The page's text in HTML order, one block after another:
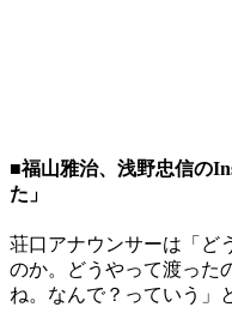
■福山雅治、浅野忠信の
た」
荘口アナウンサーは「ど
のか。どうやって渡った
ね。なんで？っていう」